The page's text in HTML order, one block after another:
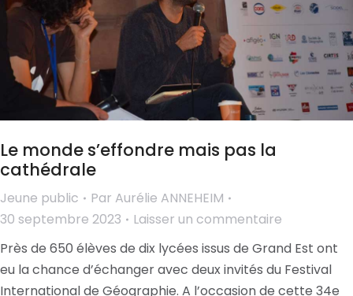
Le monde s’effondre mais pas la
cathédrale
Jeune public Par Aurélie ANNEHEIM
30 septembre 2023
Laisser un commentaire
Près de 650 élèves de dix lycées issus de Grand Est ont
eu la chance d’échanger avec deux invités du Festival
International de Géographie. A l’occasion de cette 34e